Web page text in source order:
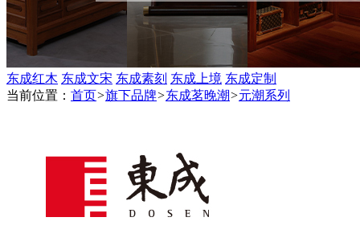
东成红木 东成文宋 东成素刻 东成上境 东成定制
当前位置： 首页>旗下品牌>东成茗晚潮>元潮系列